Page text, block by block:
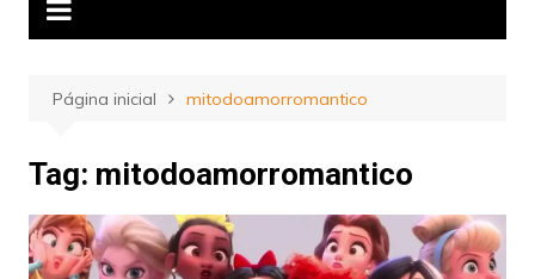
Página inicial mitodoamorromantico
Tag: mitodoamorromantico